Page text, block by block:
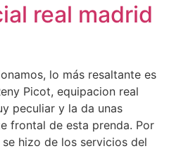
real madrid
lo más resaltante es
Picot, equipacion real
peculiar y la da unas
frontal de esta prenda. Por
hizo de los servicios del